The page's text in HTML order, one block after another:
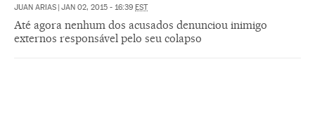
JUAN ARIAS JAN 02, 2015 - 16:39 EST
Até agora nenhum dos acusados denunciou inimigo
externos responsável pelo seu colapso